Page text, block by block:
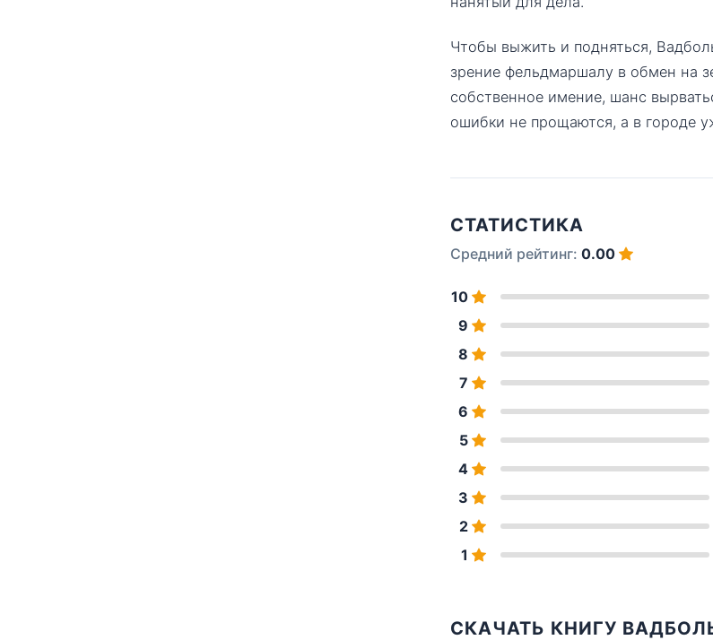
Чтобы выжить и подняться,
зрение фельдмаршалу в обмен на
собственное имение, шанс
ошибки не прощаются, а в городе
СТАТИСТИКА
Средний рейтинг: 0.00
10
9
8
7
6
5
4
3
2
1
СКАЧАТЬ КНИГУ